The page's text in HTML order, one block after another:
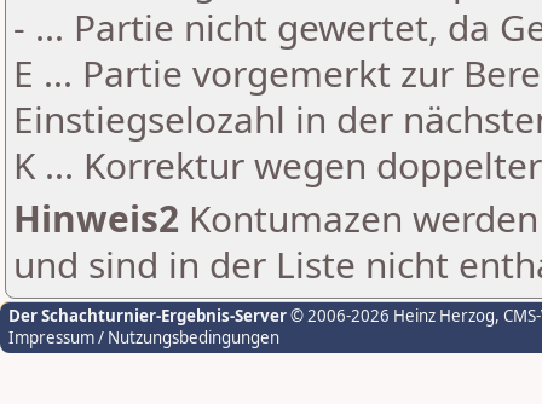
- ... Partie nicht gewertet, da
E ... Partie vorgemerkt zur
Einstiegselozahl in der
K ... Korrektur wegen
Hinweis2 Kontumazen
und sind in der Liste nicht
Der Schachturnier-Ergebnis-Server© 2006-2026 Heinz Herzog,
Impressum / Nutzungsbedingungen